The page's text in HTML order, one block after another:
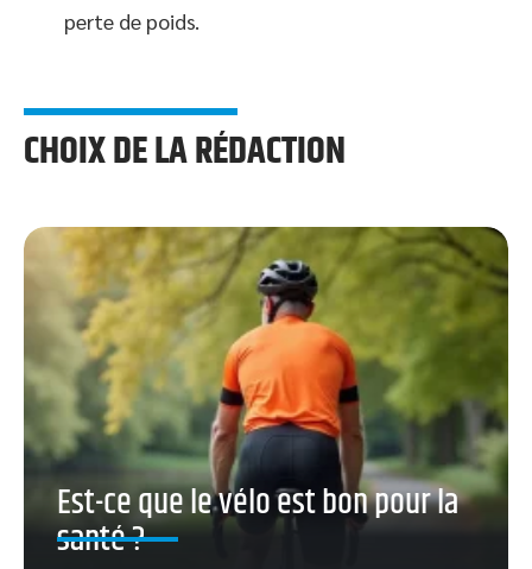
perte de poids.
CHOIX DE LA RÉDACTION
Est-ce que le vélo est bon pour la
santé ?